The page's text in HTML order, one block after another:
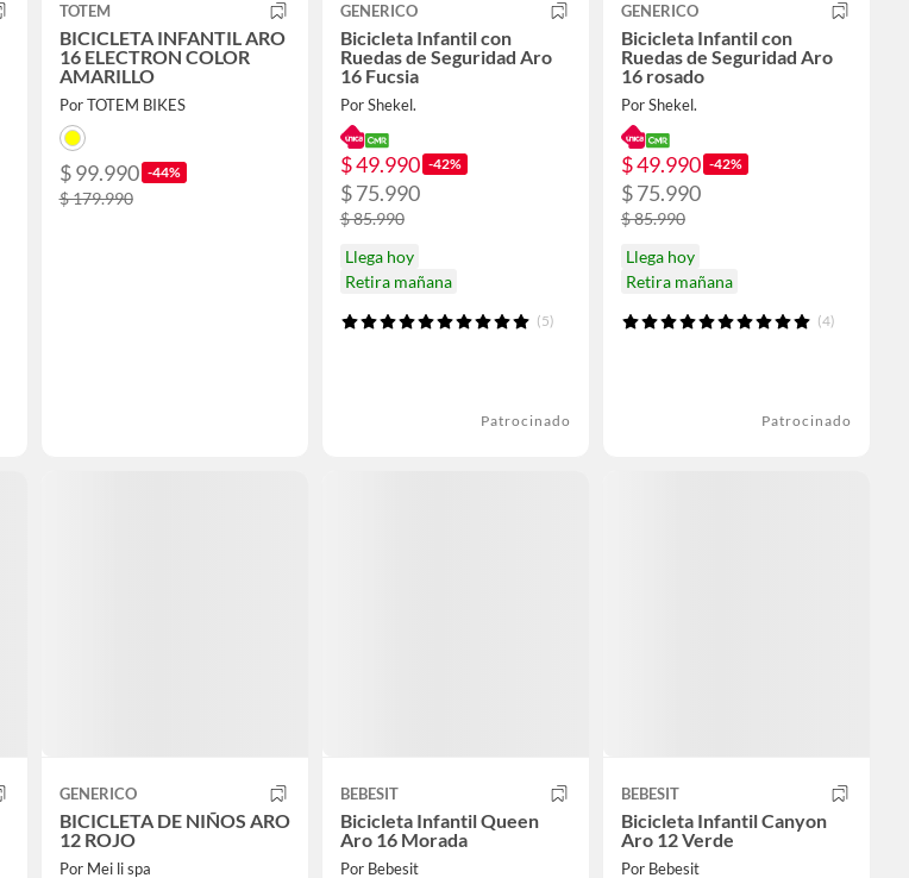
TOTEM
BICICLETA INFANTIL ARO
16 ELECTRON COLOR
AMARILLO
Por TOTEM BIKES
$ 99.990 -44%
$ 179.990
GENERICO
Bicicleta Infantil con
Ruedas de Seguridad Aro
16 Fucsia
Por Shekel.
$ 49.990 -42%
$ 75.990
$ 85.990
Llega hoy
Retira mañana
(5)
Patrocinado
GENERICO
Bicicleta Infantil con
Ruedas de Seguridad Aro
16 rosado
Por Shekel.
$ 49.990 -42%
$ 75.990
$ 85.990
Llega hoy
Retira mañana
(4)
Patrocinado
GENERICO
BICICLETA DE NIÑOS ARO
12 ROJO
Por Mei li spa
BEBESIT
Bicicleta Infantil Queen
Aro 16 Morada
Por Bebesit
BEBESIT
Bicicleta Infantil Canyon
Aro 12 Verde
Por Bebesit